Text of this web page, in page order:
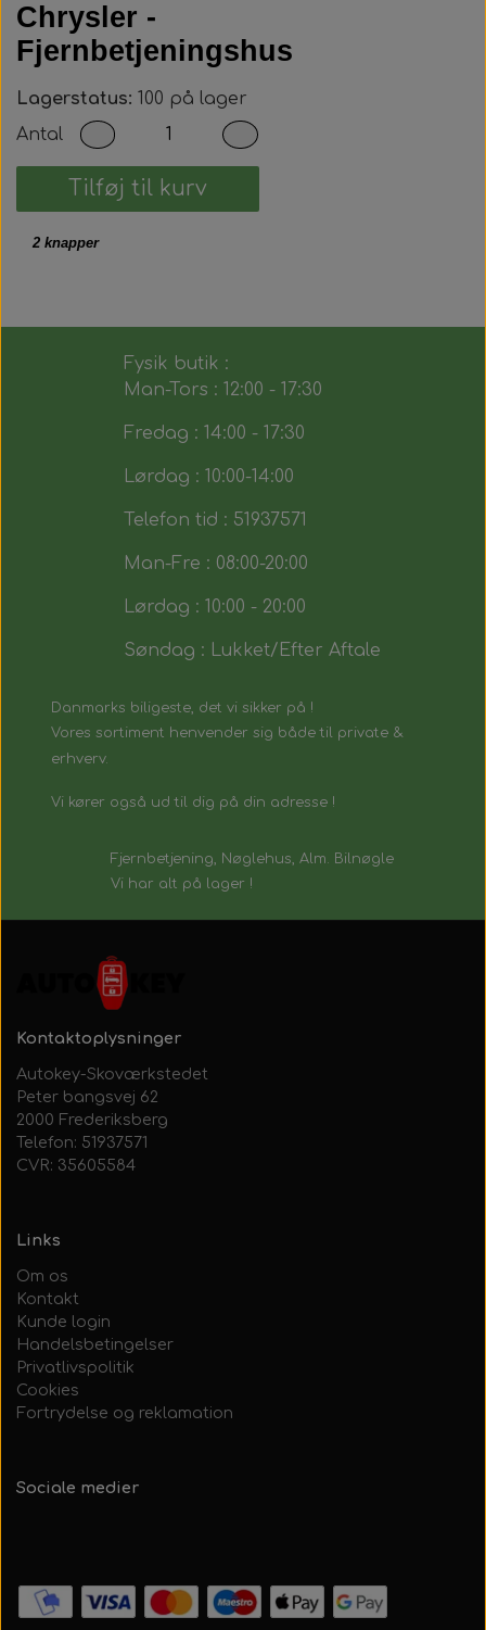
Chrysler -
Fjernbetjeningshus
Lagerstatus: 100 på lager
Antal
Tilføj til kurv
2 knapper
Fysik butik :
Man-Tors : 12:00 - 17:30
Fredag : 14:00 - 17:30
Lørdag : 10:00-14:00
Telefon tid : 51937571
Man-Fre : 08:00-20:00
Lørdag : 10:00 - 20:00
Søndag : Lukket/Efter Aftale
Danmarks biligeste, det vi sikker på !
Vores sortiment henvender sig både til private &
erhverv.
Vi kører også ud til dig på din adresse !
Fjernbetjening, Nøglehus, Alm. Bilnøgle
Vi har alt på lager !
Kontaktoplysninger
Autokey-Skoværkstedet
Peter bangsvej 62
2000 Frederiksberg
Telefon: 51937571
CVR: 35605584
Links
Om os
Kontakt
Kunde login
Handelsbetingelser
Privatlivspolitik
Cookies
Fortrydelse og reklamation
Sociale medier